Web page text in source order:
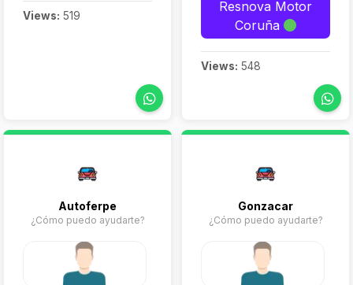
Views: 519
Resnova Motor
Coruña
Views: 548
Autoferpe
¿Cómo puedo ayudarte?
Gonzacar
¿Cómo puedo ayudarte?